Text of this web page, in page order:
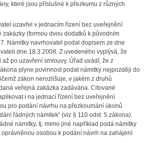
které jsou příslušné k přezkumu z různých
uzavřel v jednacím řízení bez uveřejnění
(formou dvou dodatků k původním
Námitky navrhovatel podal dopisem ze dne
dne 18.3.2008. Z uvedeného vyplývá, že
po uzavření smlouvy. Úřad uvádí, že z
plyne povinnost podat námitky nejpozději do
zákon nerozlišuje, v jakém z druhů
veřejná zakázka zadávána. Citované
i na jednací řízení bez uveřejnění.
pro podání návrhu na přezkoumání úkonů
řádných námitek“ (viz § 110 odst. 5 zákona).
námitky, tj. mimo jiné například podá námitky
osobou k podání návrh na zahájení